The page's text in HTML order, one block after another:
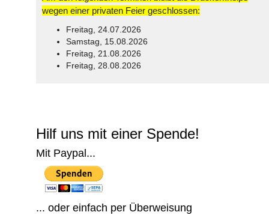
wegen einer privaten Feier geschlossen:
Freitag, 24.07.2026
Samstag, 15.08.2026
Freitag, 21.08.2026
Freitag, 28.08.2026
Hilf uns mit einer Spende!
Mit Paypal...
... oder einfach per Überweisung